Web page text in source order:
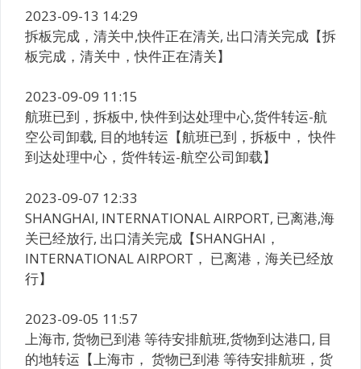
2023-09-13 14:29
拆板完成，清关中,快件正在清关, 出口清关完成【拆
板完成，清关中，快件正在清关】
2023-09-09 11:15
航班已到，拆板中, 快件到达处理中心,货件转运-航
空公司卸载, 目的地转运【航班已到，拆板中， 快件
到达处理中心，货件转运-航空公司卸载】
2023-09-07 12:33
SHANGHAI, INTERNATIONAL AIRPORT, 已离港,海
关已经放行, 出口清关完成【SHANGHAI，
INTERNATIONAL AIRPORT， 已离港，海关已经放
行】
2023-09-05 11:57
上海市, 货物已到港 等待安排航班,货物到达港口, 目
的地转运【上海市， 货物已到港 等待安排航班，货